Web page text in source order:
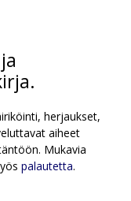
herjaukset,
aiheet
Mukavia
palautetta.